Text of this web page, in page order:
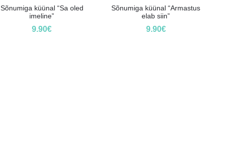
Sõnumiga küünal “Sa oled
imeline”
9.90€
Sõnumiga küünal “Armastus
elab siin”
9.90€